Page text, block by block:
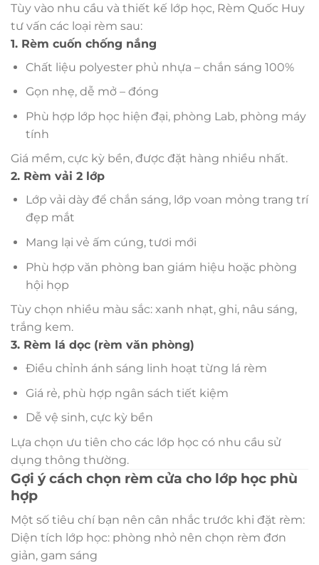
Tùy vào nhu cầu và thiết kế lớp học, Rèm Quốc Huy
tư vấn các loại rèm sau:
1. Rèm cuốn chống nắng
Chất liệu polyester phủ nhựa – chắn sáng 100%
Gọn nhẹ, dễ mở – đóng
Phù hợp lớp học hiện đại, phòng Lab, phòng máy
tính
Giá mềm, cực kỳ bền, được đặt hàng nhiều nhất.
2. Rèm vải 2 lớp
Lớp vải dày để chắn sáng, lớp voan mỏng trang trí
đẹp mắt
Mang lại vẻ ấm cúng, tươi mới
Phù hợp văn phòng ban giám hiệu hoặc phòng
hội họp
Tùy chọn nhiều màu sắc: xanh nhạt, ghi, nâu sáng,
trắng kem.
3. Rèm lá dọc (rèm văn phòng)
Điều chỉnh ánh sáng linh hoạt từng lá rèm
Giá rẻ, phù hợp ngân sách tiết kiệm
Dễ vệ sinh, cực kỳ bền
Lựa chọn ưu tiên cho các lớp học có nhu cầu sử
dụng thông thường.
Gợi ý cách chọn rèm cửa cho lớp học phù
hợp
Một số tiêu chí bạn nên cân nhắc trước khi đặt rèm:
Diện tích lớp học: phòng nhỏ nên chọn rèm đơn
giản, gam sáng